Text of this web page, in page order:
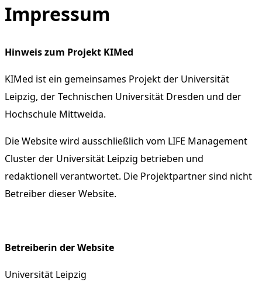
Impressum
Hinweis zum Projekt KIMed
KIMed ist ein gemeinsames Projekt der Universität
Leipzig, der Technischen Universität Dresden und der
Hochschule Mittweida.
Die Website wird ausschließlich vom LIFE Management
Cluster der Universität Leipzig betrieben und
redaktionell verantwortet. Die Projektpartner sind nicht
Betreiber dieser Website.
Betreiberin der Website
Universität Leipzig